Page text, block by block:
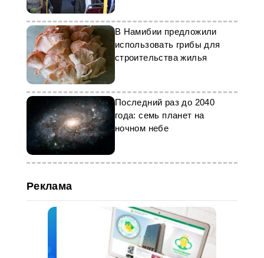
В Намибии предложили
использовать грибы для
строительства жилья
Последний раз до 2040
года: семь планет на
ночном небе
Реклама